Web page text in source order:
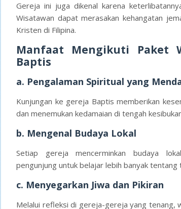
Gereja ini juga dikenal karena
Wisatawan dapat merasakan kehangatan
Kristen di Filipina.
Manfaat Mengikuti Paket
Baptis
a. Pengalaman Spiritual yang
Kunjungan ke gereja Baptis memberikan
dan menemukan kedamaian di tengah
b. Mengenal Budaya Lokal
Setiap gereja mencerminkan budaya
pengunjung untuk belajar lebih banyak
c. Menyegarkan Jiwa dan Pikiran
Melalui refleksi di gereja-gereja yang tenang,